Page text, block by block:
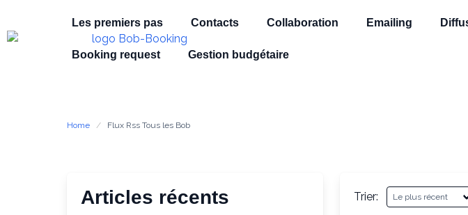
Les premiers pas Contacts Collaboration Emailing
Booking request Gestion budgétaire
Home Flux Rss Tous les Bob
Articles récents Trier: